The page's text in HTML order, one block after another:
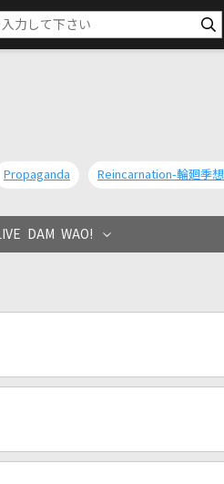
Propaganda Reincarnation-輪廻季
LIVE DAM WAO!